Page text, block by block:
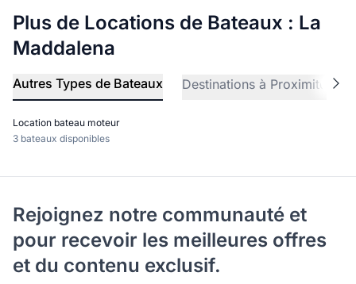
Plus de Locations de Bateaux : La
Maddalena
Autres Types de Bateaux Destinations à Proximité
Location bateau moteur
3 bateaux disponibles
Rejoignez notre communauté et
pour recevoir les meilleures offres
et du contenu exclusif.